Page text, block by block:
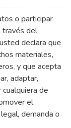
o participar
través del
declara que
materiales,
y que acepta
adaptar,
de
el
demanda o